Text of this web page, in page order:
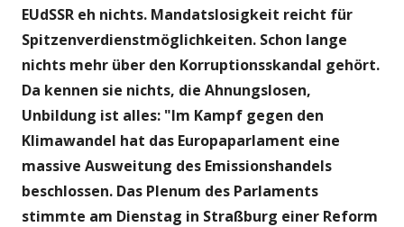
EUdSSR eh nichts. Mandatslosigkeit reicht für
Spitzenverdienstmöglichkeiten. Schon lange
nichts mehr über den Korruptionsskandal gehört.
Da kennen sie nichts, die Ahnungslosen,
Unbildung ist alles: "Im Kampf gegen den
Klimawandel hat das Europaparlament eine
massive Ausweitung des Emissionshandels
beschlossen. Das Plenum des Parlaments
stimmte am Dienstag in Straßburg einer Reform